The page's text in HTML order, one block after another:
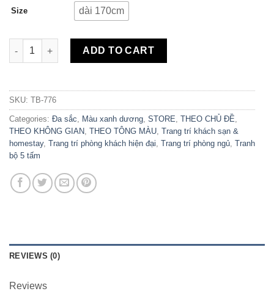
Size dài 170cm
Bộ 5 Tranh Canvas Love Vibes TB-776 quantity
ADD TO CART
SKU: TB-776
Categories: Đa sắc, Màu xanh dương, STORE, THEO CHỦ ĐỀ,
THEO KHÔNG GIAN, THEO TÔNG MÀU, Trang trí khách sạn &
homestay, Trang trí phòng khách hiện đại, Trang trí phòng ngủ, Tranh
bộ 5 tấm
REVIEWS (0)
Reviews